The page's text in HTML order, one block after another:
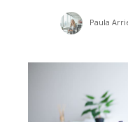
Paula